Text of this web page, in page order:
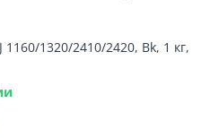
1320/2410/2420, Bk, 1 кг,